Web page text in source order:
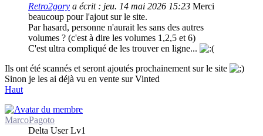
Retro2gory a écrit : jeu. 14 mai 2026 15:23 Merci
beaucoup pour l'ajout sur le site.
Par hasard, personne n'aurait les sans des autres
volumes ? (c'est à dire les volumes 1,2,5 et 6)
C'est ultra compliqué de les trouver en ligne...
Ils ont été scannés et seront ajoutés prochainement sur le site
Sinon je les ai déjà vu en vente sur Vinted
Haut
MarcoPagoto
Delta User Lv1